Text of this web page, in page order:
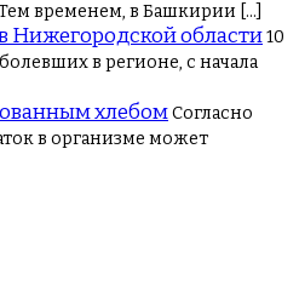
временем, в Башкирии […]
Нижегородской области10
в регионе, с начала
хлебомСогласно
в организме может